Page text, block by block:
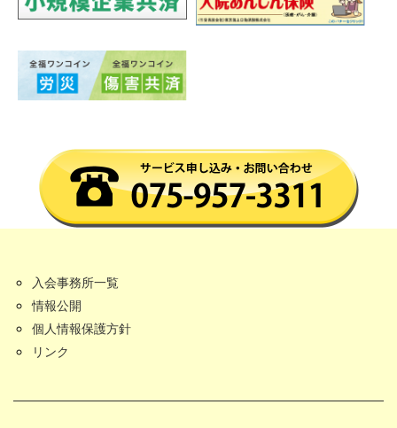
入会事務所一覧
情報公開
個人情報保護方針
リンク